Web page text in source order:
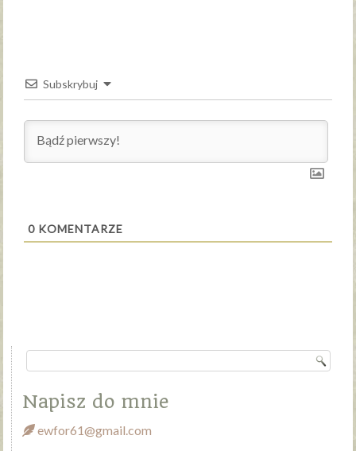
Subskrybuj
0 KOMENTARZE
Napisz do mnie
ewfor61@gmail.com